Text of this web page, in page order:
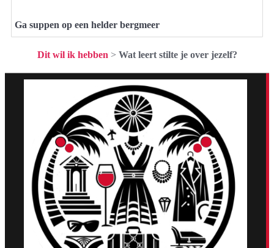
Ga suppen op een helder bergmeer
Dit wil ik hebben > Wat leert stilte je over jezelf?